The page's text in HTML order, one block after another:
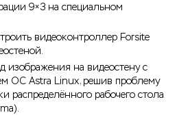
9×3 на специальном
видеоконтроллер Forsite
изображения на видеостену с
ОС Astra Linux, решив проблему
распределённого рабочего стола